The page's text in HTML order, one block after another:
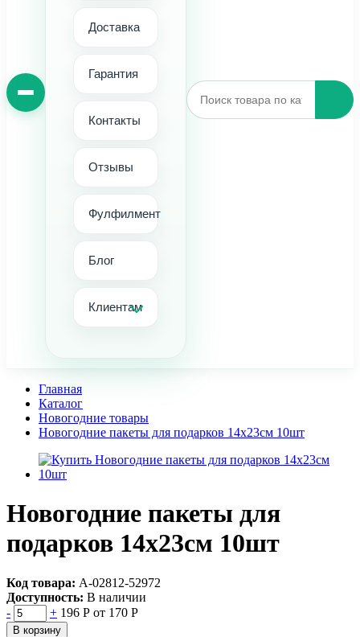
Доставка
Гарантия
Контакты
Отзывы
Фулфилмент
Блог
Клиентам
Главная
Каталог
Новогодние товары
Новогодние пакеты для подарков 14х23см 10шт
Новогодние пакеты для
подарков 14х23см 10шт
Код товара: А-02812-52972
Доступность: В наличии
-
+ 196 Р от 170 Р
В корзину